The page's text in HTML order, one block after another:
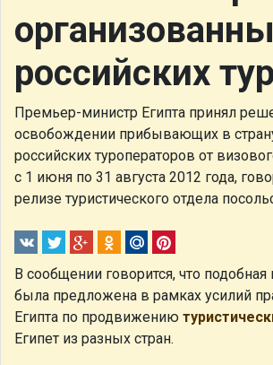
российских
Премьер-министр Египта принял
освобождении прибывающих в
российских туроператоров от
с 1 июня по 31 августа 2012 года,
релизе туристического отдела
В сообщении говорится, что подобная
была предложена в рамках усилий
Египта по продвижению
Египет из разных стран.